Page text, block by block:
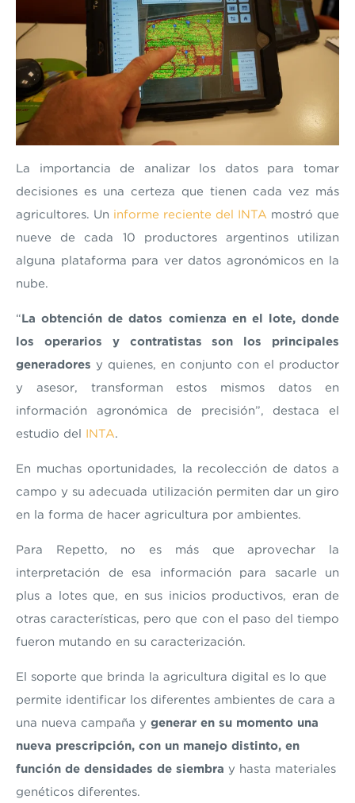
La importancia de analizar los datos para tomar
decisiones es una certeza que tienen cada vez más
agricultores. Un informe reciente del INTA mostró que
nueve de cada 10 productores argentinos utilizan
alguna plataforma para ver datos agronómicos en la
nube.
“La obtención de datos comienza en el lote, donde
los operarios y contratistas son los principales
generadores y quienes, en conjunto con el productor
y asesor, transforman estos mismos datos en
información agronómica de precisión”, destaca el
estudio del INTA.
En muchas oportunidades, la recolección de datos a
campo y su adecuada utilización permiten dar un giro
en la forma de hacer agricultura por ambientes.
Para Repetto, no es más que aprovechar la
interpretación de esa información para sacarle un
plus a lotes que, en sus inicios productivos, eran de
otras características, pero que con el paso del tiempo
fueron mutando en su caracterización.
El soporte que brinda la agricultura digital es lo que
permite identificar los diferentes ambientes de cara a
una nueva campaña y generar en su momento una
nueva prescripción, con un manejo distinto, en
función de densidades de siembra y hasta materiales
genéticos diferentes.